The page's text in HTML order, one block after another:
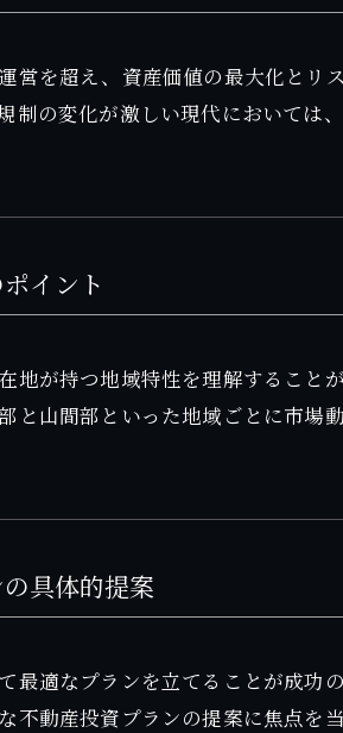
営を超え、資産価値の最大化とリ
制の変化が激しい現代においては
イント
地が持つ地域特性を理解すること
と山間部といった地域ごとに市場
具体的提案
最適なプランを立てることが成功
不動産投資プランの提案に焦点を